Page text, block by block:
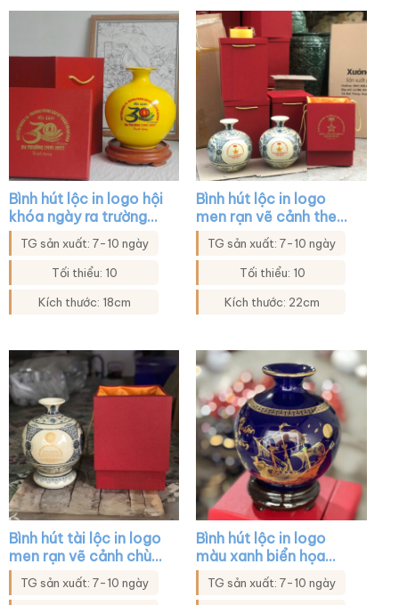
Bình hút lộc in logo hội
khóa ngày ra trường
màu vàng XG-BHL12
TG sản xuất: 7-10 ngày
Tối thiểu: 10
Kích thước: 18cm
Bình hút lộc in logo
men rạn vẽ cảnh theo
yêu cầu XG-BHL23
TG sản xuất: 7-10 ngày
Tối thiểu: 10
Kích thước: 22cm
Bình hút tài lộc in logo
men rạn vẽ cảnh chùa
chiền XG-BHL38
TG sản xuất: 7-10 ngày
Bình hút lộc in logo
màu xanh biển họa
tiết thuận buồm xuôi
gió XG-BHL24
TG sản xuất: 7-10 ngày